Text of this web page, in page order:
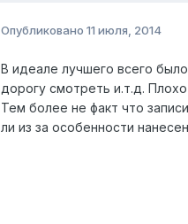
Опубликовано 11 июля, 2014
В идеале лучшего всего
дорогу смотреть и.т.д.
Тем более не факт что
ли из за особенности